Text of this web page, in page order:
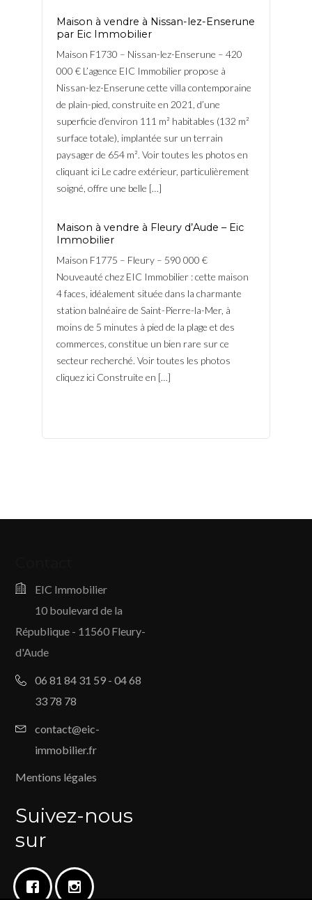
Maison à vendre à Nissan-lez-Enserune
par Eic Immobilier
Maison F1730 – Nissan-lez-Enserune – 420
000 € L’agence EIC Immobilier propose à
Nissan-lez-Enserune cette villa contemporaine
de plain-pied, construite en 2021, d’une
superficie d’environ 111 m² habitables (132 m²
surface totale), implantée sur un terrain
paysager de 654 m². Voir toutes les photos en
cliquant ici Le cadre extérieur, particulièrement
soigné, offre une belle […]
Maison à vendre à Fleury d’Aude – Eic
Immobilier
Maison F1775 – Fleury – 590 000 €
Nouveauté chez EIC Immobilier : cette maison
4 faces, idéalement située dans la charmante
station balnéaire de Saint-Pierre-la-Mer, à
moins de 5 minutes à pied de la plage et des
commerces, constitue un bien rare sur ce
secteur recherché. Voir toutes les photos
cliquez ici Construite en […]
EIC Immobilier
10 boulevard de la
République - 11560 Fleury-
d'Aude
06 81 84 31 59 - 04 68
33 78 78
contact@eic-
immobilier.fr
Mentions légales
Suivez-nous
sur